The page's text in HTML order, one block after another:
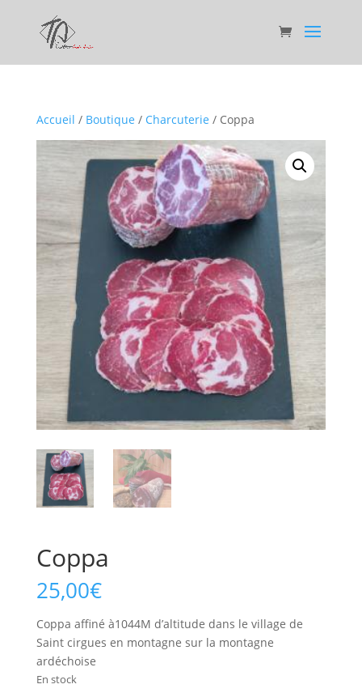
Accueil / Boutique / Charcuterie / Coppa
Coppa
25,00€
Coppa affiné à1044M d’altitude dans le village de
Saint cirgues en montagne sur la montagne
ardéchoise
En stock